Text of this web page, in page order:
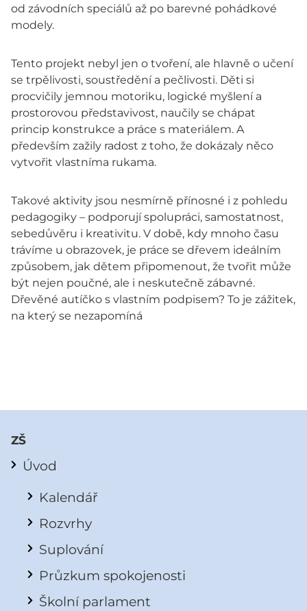
od závodních speciálů až po barevné pohádkové
modely.
Tento projekt nebyl jen o tvoření, ale hlavně o učení
se trpělivosti, soustředění a pečlivosti. Děti si
procvičily jemnou motoriku, logické myšlení a
prostorovou představivost, naučily se chápat
princip konstrukce a práce s materiálem. A
především zažily radost z toho, že dokázaly něco
vytvořit vlastníma rukama.
Takové aktivity jsou nesmírně přínosné i z pohledu
pedagogiky – podporují spolupráci, samostatnost,
sebedůvěru i kreativitu. V době, kdy mnoho času
trávíme u obrazovek, je práce se dřevem ideálním
způsobem, jak dětem připomenout, že tvořit může
být nejen poučné, ale i neskutečně zábavné.
Dřevěné autíčko s vlastním podpisem? To je zážitek,
na který se nezapomíná
ZŠ
Úvod
Kalendář
Rozvrhy
Suplování
Průzkum spokojenosti
Školní parlament